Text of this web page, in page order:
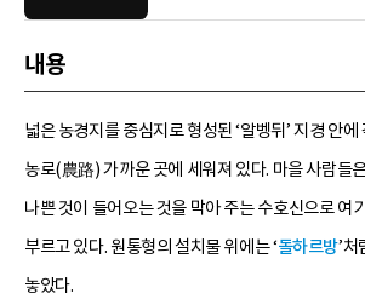
내용
넓은 농경지를 중심지로 형성된 ‘알벵뒤’ 지경 안
농로(農路) 가까운 곳에 세워져 있다. 마을 사람들
나쁜 것이 들어오는 것을 막아 주는 수호신으로 여
부르고 있다. 원통형의 설치물 위에는 ‘돌하르방’처
놓았다.